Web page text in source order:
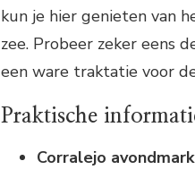
kun je hier genieten van
zee. Probeer zeker eens
een ware traktatie voor
Praktische
Corralejo